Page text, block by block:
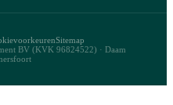
BV (KVK 96824522) · Daam
Sitemap